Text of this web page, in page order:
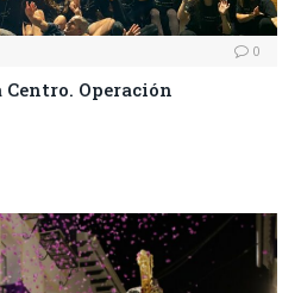
0
Centro. Operación